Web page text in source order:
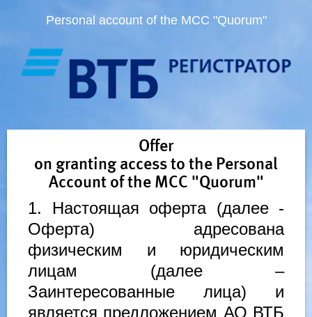
Personal account of the MCC "Quorum"
Offer
on granting access to the Personal
Account of the MCC "Quorum"
1. Настоящая оферта (далее -
Оферта) адресована
физическим и юридическим
лицам (далее –
Заинтересованные лица) и
является предложением АО ВТБ